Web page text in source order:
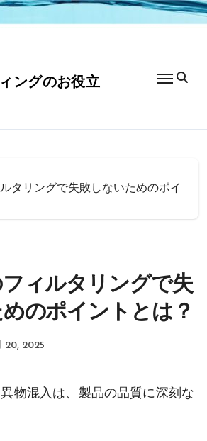
ングのお役立
タリングで失敗しないためのポイ
ィルタリングで失
のポイントとは？
20, 2025